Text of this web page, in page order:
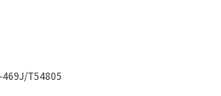
469J/T54805